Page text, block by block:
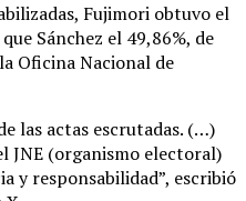
Fujimori obtuvo el
Sánchez el 49,86%, de
Oficina Nacional de
las actas escrutadas. (…)
JNE (organismo electoral)
y responsabilidad”, escribió